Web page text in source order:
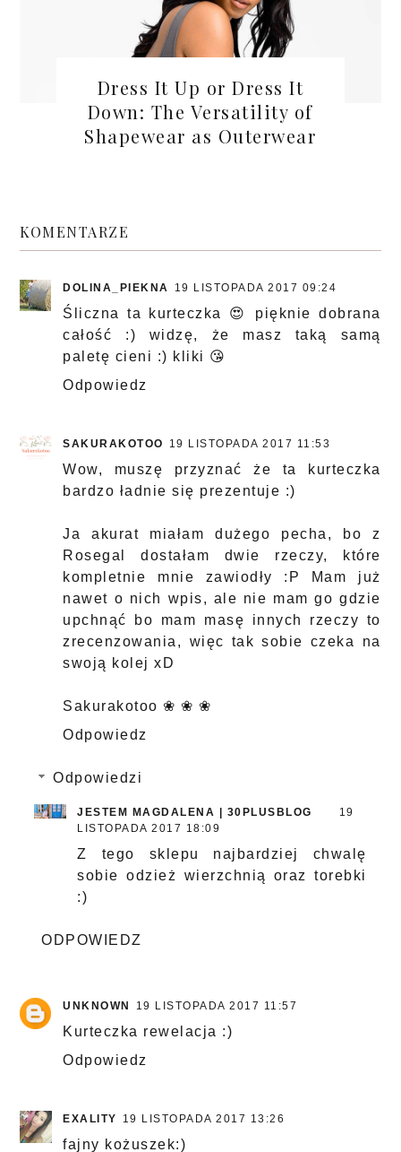
Dress It Up or Dress It
Down: The Versatility of
Shapewear as Outerwear
KOMENTARZE
DOLINA_PIEKNA 19 LISTOPADA 2017 09:24
Śliczna ta kurteczka 😍 pięknie dobrana
całość :) widzę, że masz taką samą
paletę cieni :) kliki 😘
Odpowiedz
SAKURAKOTOO 19 LISTOPADA 2017 11:53
Wow, muszę przyznać że ta kurteczka
bardzo ładnie się prezentuje :)
Ja akurat miałam dużego pecha, bo z
Rosegal dostałam dwie rzeczy, które
kompletnie mnie zawiodły :P Mam już
nawet o nich wpis, ale nie mam go gdzie
upchnąć bo mam masę innych rzeczy to
zrecenzowania, więc tak sobie czeka na
swoją kolej xD
Sakurakotoo ❀ ❀ ❀
Odpowiedz
Odpowiedzi
JESTEM MAGDALENA | 30PLUSBLOG
19
LISTOPADA 2017 18:09
Z tego sklepu najbardziej chwalę
sobie odzież wierzchnią oraz torebki
:)
ODPOWIEDZ
UNKNOWN 19 LISTOPADA 2017 11:57
Kurteczka rewelacja :)
Odpowiedz
EXALITY 19 LISTOPADA 2017 13:26
fajny kożuszek:)